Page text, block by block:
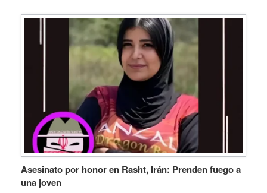
Asesinato por honor en Rasht, Irán: Prenden fuego a
una joven